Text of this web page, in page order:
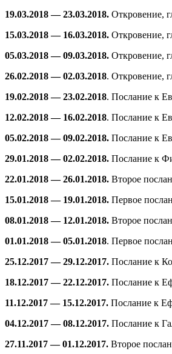
19.03.2018 — 23.03.2018. Откровение,
15.03.2018 — 16.03.2018. Откровение,
05.03.2018 — 09.03.2018. Откровение,
26.02.2018 — 02.03.2018. Откровение,
19.02.2018 — 23.02.2018. Послание к
12.02.2018 — 16.02.2018. Послание к
05.02.2018 — 09.02.2018. Послание к
29.01.2018 — 02.02.2018. Послание к
22.01.2018 — 26.01.2018. Второе
15.01.2018 — 19.01.2018. Первое
08.01.2018 — 12.01.2018. Второе
01.01.2018 — 05.01.2018. Первое
25.12.2017 — 29.12.2017. Послание к
18.12.2017 — 22.12.2017. Послание к
11.12.2017 — 15.12.2017. Послание к
04.12.2017 — 08.12.2017. Послание к
27.11.2017 — 01.12.2017. Второе